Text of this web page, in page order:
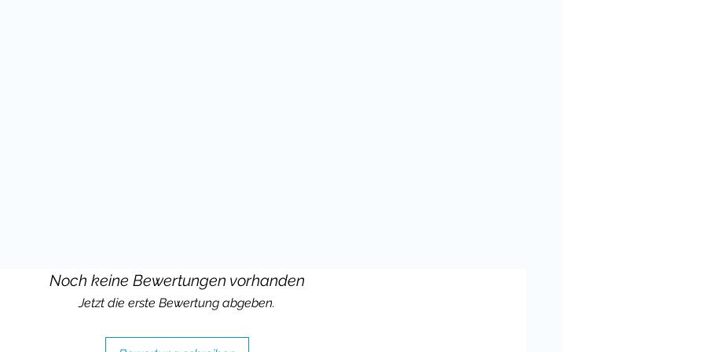
sind Teil großer Pakete, damit du
in der Primar- und
sparen kannst!
Noch keine Bewertungen vorhanden
Jetzt die erste Bewertung abgeben.